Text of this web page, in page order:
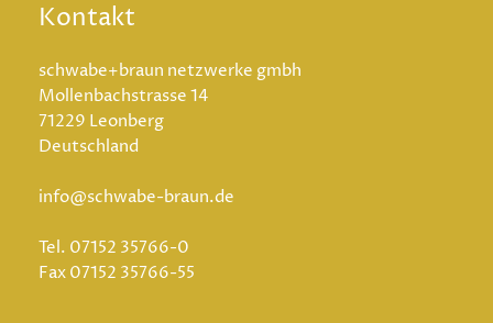
Kontakt
schwabe+braun netzwerke gmbh
Mollenbachstrasse 14
71229 Leonberg
Deutschland
info@schwabe-braun.de
Tel. 07152 35766-0
Fax 07152 35766-55